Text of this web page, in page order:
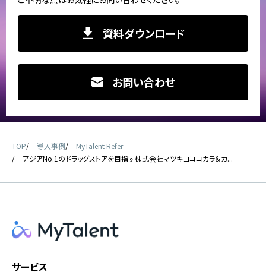
資料ダウンロード
お問い合わせ
TOP 導入事例
MyTalent Refer
アジアNo.1のドラッグストアを目指す株式会社マツキヨココカラ＆カ...
サービス